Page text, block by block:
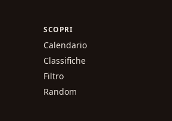
SCOPRI
Calendario
Classifiche
Filtro
Random